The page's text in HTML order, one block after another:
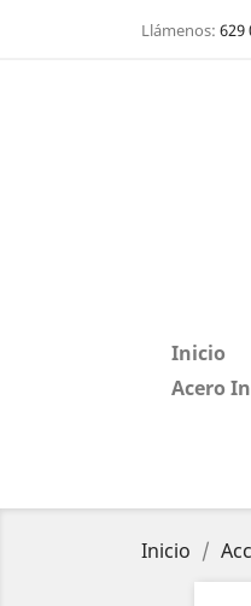
Llámenos: 629
Inicio
Acero
Inicio